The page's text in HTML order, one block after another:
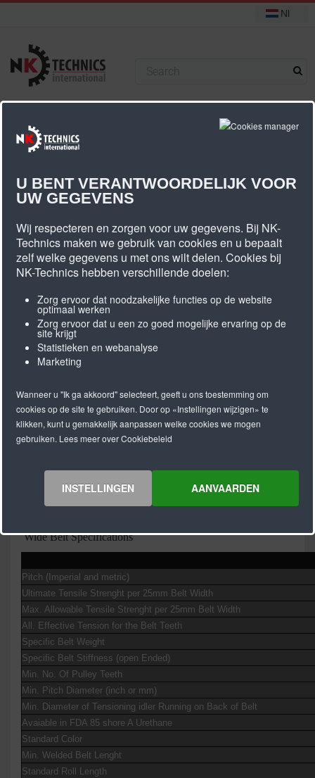
Nl
+31 (0) 314 393751
T3 Food Grade
De brede 3M tandriem (FG-T3) wordt geleverd in de
blauwe kleur en wordt vanwege de FDA-goedkering
bij toepassingen waar kleine overgangen vereist zijn
(min. schijfdiameter 19 mm).
Wide Belt Specifications
Pitch (Imperial and metric)
Ultimate Tensile Strenght per 25mm Belt Width
Max. Allowable Tensile Strenght per 25mm Belt Width
All. Effective Tension for the Belt Teeth
Specific Belt Weight
Specific Belt Stiffness (open Ended)
Min. No. Of Pulley Teeth
Min. Pitch Diameter (inch or mm)
Min. Diameter of Tensioning idler Running on Back of Belt
Avaiable in FDA 85 shore A Urethane
Standard Color
Min. Welded Belt Lenght
Standard Roll Length
U BENT VERANTWOORDELIJK VOOR
UW GEGEVENS
Wij respecteren en zorgen voor uw gegevens. Bij NK-
Technics maken we gebruik van cookies en u bepaalt
zelf welke gegevens u met ons wilt delen. Cookies bij
NK-Technics hebben verschillende doelen:
Zorg ervoor dat noodzakelijke functies op de website
optimaal werken
Zorg ervoor dat u een zo goed mogelijke ervaring op de
site krijgt
Statistieken en webanalyse
Marketing
Wanneer u "Ik ga akkoord" selecteert, geeft u ons toestemming om
cookies op de site te gebruiken. Door op «Instellingen wijzigen» te
klikken, kunt u gemakkelijk aanpassen welke cookies we mogen
gebruiken. Lees meer over Cookiebeleid
AANVAARDEN
INSTELLINGEN